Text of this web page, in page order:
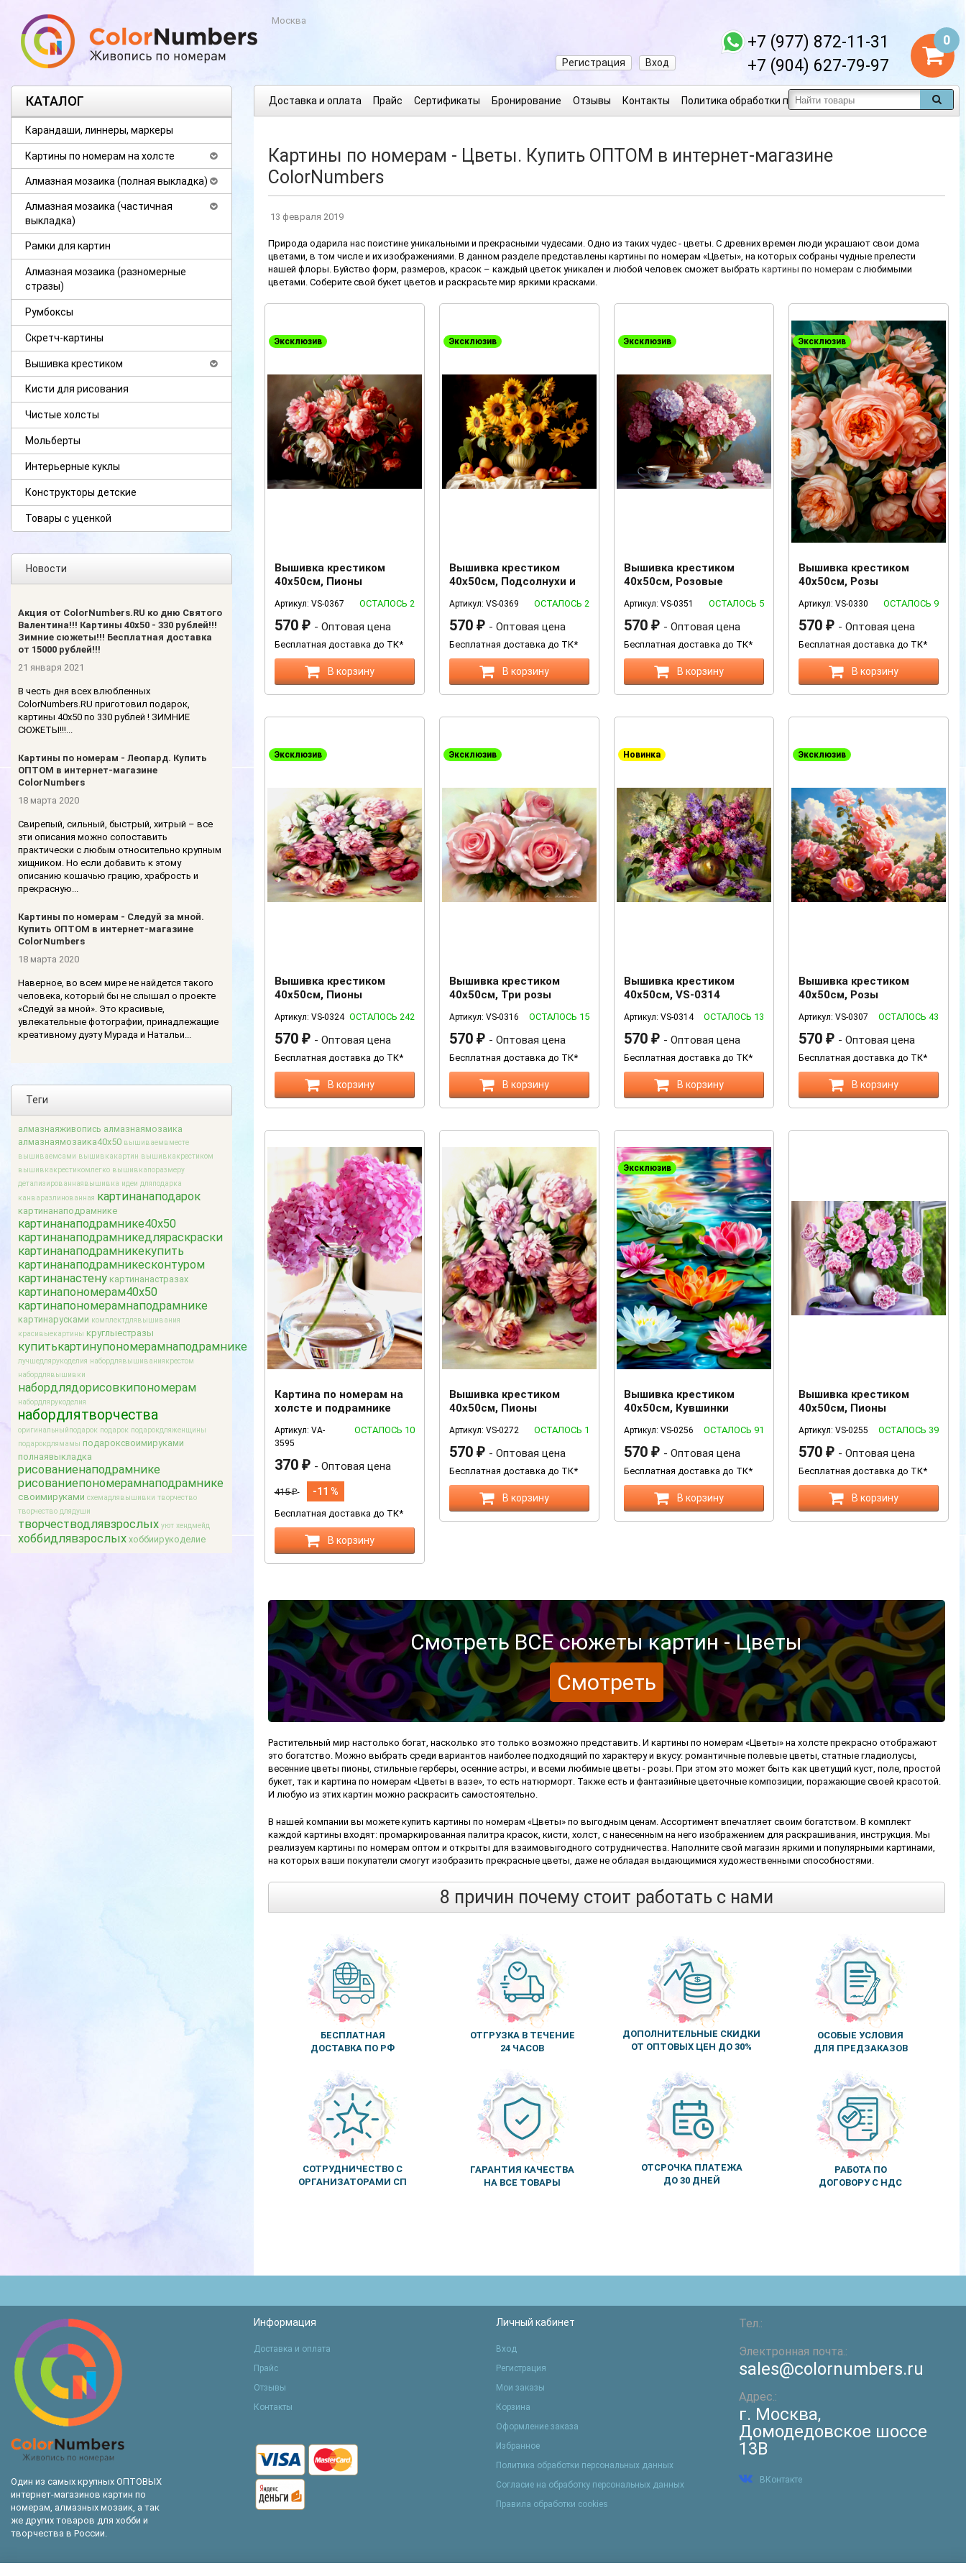
Москва
0
+7 (977) 872-11-31
+7 (904) 627-79-97
Вход
Регистрация
Доставка и оплата Прайс Сертификаты Бронирование Отзывы Контакты Политика обработки персональных данных
КАТАЛОГ
Карандаши, линнеры, маркеры
Картины по номерам на холсте
Алмазная мозаика (полная выкладка)
Алмазная мозаика (частичная
выкладка)
Рамки для картин
Алмазная мозаика (разномерные
стразы)
Румбоксы
Скретч-картины
Вышивка крестиком
Кисти для рисования
Чистые холсты
Мольберты
Интерьерные куклы
Конструкторы детские
Товары с уценкой
Новости
Акция от ColorNumbers.RU ко дню Святого
Валентина!!! Картины 40х50 - 330 рублей!!!
Зимние сюжеты!!! Бесплатная доставка
от 15000 рублей!!!
21 января 2021
В честь дня всех влюбленных
ColorNumbers.RU приготовил подарок,
картины 40х50 по 330 рублей ! ЗИМНИЕ
СЮЖЕТЫ!!!...
Картины по номерам - Леопард. Купить
ОПТОМ в интернет-магазине
ColorNumbers
18 марта 2020
Свирепый, сильный, быстрый, хитрый – все
эти описания можно сопоставить
практически с любым относительно крупным
хищником. Но если добавить к этому
описанию кошачью грацию, храбрость и
прекрасную...
Картины по номерам - Следуй за мной.
Купить ОПТОМ в интернет-магазине
ColorNumbers
18 марта 2020
Наверное, во всем мире не найдется такого
человека, который бы не слышал о проекте
«Следуй за мной». Это красивые,
увлекательные фотографии, принадлежащие
креативному дуэту Мурада и Натальи...
Теги
алмазнаяживопись алмазнаямозаика
алмазнаямозаика40x50 вышиваемвместе
вышиваемсами вышивкакартин вышивкакрестиком
вышивкакрестикомлегко вышивкапоразмеру
детализированнаявышивка идеи дляподарка
канваразлинованная картинанаподарок
картинанаподрамнике
картинанаподрамнике40x50
картинанаподрамникедляраскраски
картинанаподрамникекупить
картинанаподрамникесконтуром
картинанастену картинанастразах
картинапономерам40x50
картинапономерамнаподрамнике
картинарусками комплектдлявышивания
красивыекартины круглыестразы
купитькартинупономерамнаподрамнике
лучшедлярукоделия набордлявышиваниякрестом
набордлявышивки
набордлядорисовкипономерам
набордлярукоделия
набордлятворчества
оригинальныйподарок подарок подарокдляженщины
подарокдлямамы подароксвоимируками
полнаявыкладка
рисованиенаподрамнике
рисованиепономерамнаподрамнике
своимируками схемадлявышивки творчество
творчество длядуши
творчестводлявзрослых уют хендмейд
хоббидлявзрослых хоббиирукоделие
Картины по номерам - Цветы. Купить ОПТОМ в интернет-магазине
ColorNumbers
13 февраля 2019
Природа одарила нас поистине уникальными и прекрасными чудесами. Одно из таких чудес - цветы. С древних времен люди украшают свои дома
цветами, в том числе и их изображениями. В данном разделе представлены картины по номерам «Цветы», на которых собраны чудные прелести
нашей флоры. Буйство форм, размеров, красок – каждый цветок уникален и любой человек сможет выбрать картины по номерам с любимыми
цветами. Соберите свой букет цветов и раскрасьте мир яркими красками.
Эксклюзив
Вышивка крестиком
40х50см, Пионы
ОСТАЛОСЬ 2
Артикул: VS-0367
570 ₽ - Оптовая цена
Бесплатная доставка до ТК*
В корзину
Эксклюзив
Вышивка крестиком
40х50см, Подсолнухи и
ОСТАЛОСЬ 2
Артикул: VS-0369
570 ₽ - Оптовая цена
Бесплатная доставка до ТК*
В корзину
Эксклюзив
Вышивка крестиком
40х50см, Розовые
ОСТАЛОСЬ 5
Артикул: VS-0351
570 ₽ - Оптовая цена
Бесплатная доставка до ТК*
В корзину
Эксклюзив
Вышивка крестиком
40х50см, Розы
ОСТАЛОСЬ 9
Артикул: VS-0330
570 ₽ - Оптовая цена
Бесплатная доставка до ТК*
В корзину
Эксклюзив
Вышивка крестиком
40х50см, Пионы
ОСТАЛОСЬ 242
Артикул: VS-0324
570 ₽ - Оптовая цена
Бесплатная доставка до ТК*
В корзину
Эксклюзив
Вышивка крестиком
40х50см, Три розы
ОСТАЛОСЬ 15
Артикул: VS-0316
570 ₽ - Оптовая цена
Бесплатная доставка до ТК*
В корзину
Новинка
Вышивка крестиком
40х50см, VS-0314
ОСТАЛОСЬ 13
Артикул: VS-0314
570 ₽ - Оптовая цена
Бесплатная доставка до ТК*
В корзину
Эксклюзив
Вышивка крестиком
40х50см, Розы
ОСТАЛОСЬ 43
Артикул: VS-0307
570 ₽ - Оптовая цена
Бесплатная доставка до ТК*
В корзину
Картина по номерам на
холсте и подрамнике
ОСТАЛОСЬ 10
Артикул: VA-
3595
370 ₽ - Оптовая цена
415₽ -11 %
Бесплатная доставка до ТК*
В корзину
Вышивка крестиком
40х50см, Пионы
ОСТАЛОСЬ 1
Артикул: VS-0272
570 ₽ - Оптовая цена
Бесплатная доставка до ТК*
В корзину
Эксклюзив
Вышивка крестиком
40х50см, Кувшинки
ОСТАЛОСЬ 91
Артикул: VS-0256
570 ₽ - Оптовая цена
Бесплатная доставка до ТК*
В корзину
Вышивка крестиком
40х50см, Пионы
ОСТАЛОСЬ 39
Артикул: VS-0255
570 ₽ - Оптовая цена
Бесплатная доставка до ТК*
В корзину
Смотреть ВСЕ сюжеты картин - Цветы
Смотреть
Растительный мир настолько богат, насколько это только возможно представить. И картины по номерам «Цветы» на холсте прекрасно отображают
это богатство. Можно выбрать среди вариантов наиболее подходящий по характеру и вкусу: романтичные полевые цветы, статные гладиолусы,
весенние цветы пионы, стильные герберы, осенние астры, и всеми любимые цветы - розы. При этом это может быть как цветущий куст, поле, простой
букет, так и картина по номерам «Цветы в вазе», то есть натюрморт. Также есть и фантазийные цветочные композиции, поражающие своей красотой.
И любую из этих картин можно раскрасить самостоятельно.
В нашей компании вы можете купить картины по номерам «Цветы» по выгодным ценам. Ассортимент впечатляет своим богатством. В комплект
каждой картины входят: промаркированная палитра красок, кисти, холст, с нанесенным на него изображением для раскрашивания, инструкция. Мы
реализуем картины по номерам оптом и открыты для взаимовыгодного сотрудничества. Наполните свой магазин яркими и популярными картинами,
на которых ваши покупатели смогут изобразить прекрасные цветы, даже не обладая выдающимися художественными способностями.
8 причин почему стоит работать с нами
БЕСПЛАТНАЯ
ДОСТАВКА ПО РФ
ОТГРУЗКА В ТЕЧЕНИЕ
24 ЧАСОВ
ДОПОЛНИТЕЛЬНЫЕ СКИДКИ
ОТ ОПТОВЫХ ЦЕН ДО 30%
ОСОБЫЕ УСЛОВИЯ
ДЛЯ ПРЕДЗАКАЗОВ
СОТРУДНИЧЕСТВО С
ОРГАНИЗАТОРАМИ СП
ГАРАНТИЯ КАЧЕСТВА
НА ВСЕ ТОВАРЫ
ОТСРОЧКА ПЛАТЕЖА
ДО 30 ДНЕЙ
РАБОТА ПО
ДОГОВОРУ С НДС
Один из самых крупных ОПТОВЫХ
интернет-магазинов картин по
номерам, алмазных мозаик, а так
же других товаров для хобби и
творчества в России.
Информация
Доставка и оплата
Прайс
Отзывы
Контакты
Личный кабинет
Вход
Регистрация
Мои заказы
Корзина
Оформление заказа
Избранное
Политика обработки персональных данных
Согласие на обработку персональных данных
Правила обработки cookies
Тел.:
Электронная почта.:
sales@colornumbers.ru
Адрес.:
г. Москва,
Домодедовское шоссе
13В
ВКонтакте